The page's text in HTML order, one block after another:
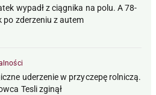
wypadł z ciągnika na polu. A 78-
po zderzeniu z autem
uderzenie w przyczepę rolniczą.
Tesli zginął